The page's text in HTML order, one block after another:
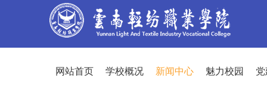
网站首页 学校概况 新闻中心 魅力校园